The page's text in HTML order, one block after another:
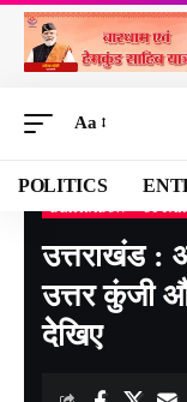
Aa
POLITICS
Devbhoomi Media Blog
उत्तराखंड :
उत्तर कुंजी
देेेखिए